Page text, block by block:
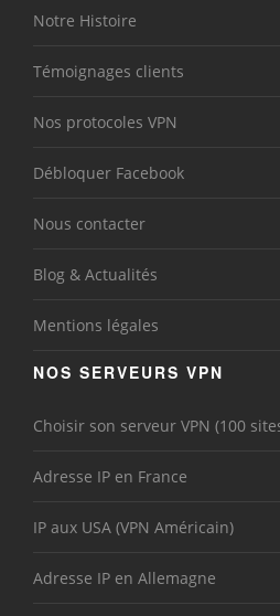
Notre Histoire
Témoignages clients
Nos protocoles VPN
Débloquer Facebook
Nous contacter
Blog & Actualités
Mentions légales
NOS SERVEURS VPN
Choisir son serveur VPN (100
Adresse IP en France
IP aux USA (VPN Américain)
Adresse IP en Allemagne